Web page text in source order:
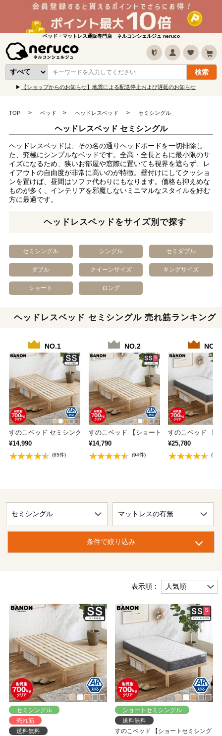
ベッド・マットレス通販専門店 ネルコンシェルジュ neruco
【ショップからのお知らせ】地震による配送停止および遅延のお知らせ
TOP ベッド ヘッドレスベッド セミシングル
ヘッドレスベッド セミシングル
ヘッドレスベッドは、その名の通りヘッドボードを一切排除し
た、究極にシンプルなベッドです。全高・全長ともに最小限のサ
イズになるため、狭いお部屋や窓際に置いても視界を遮らず、レ
イアウトの自由度が非常に高いのが特徴。壁付けにしてクッショ
ンを置けば、昼間はソファ代わりにもなります。価格も抑えめな
ものが多く、インテリアを邪魔しないミニマルなスタイルを好む
方に最適です。
ヘッドレスベッドをサイズ別で探す
セミシングル シングル セミダブル
ダブル クイーンサイズ キングサイズ
ショート ロング
ヘッドレスベッド セミシングル 売れ筋ランキング
NO.1
すのこベッド セミシングル 木製ベッド フレー…
¥14,990
(65件)
NO.2
すのこベッド 【ショートセミシングル】 長
¥14,790
(94件)
NO.3
すのこベッド 【
¥25,780
(67
条件で絞り込み
表示順：
セミシングル
売れ筋
送料無料
ショートセミシングル
送料無料
すのこベッド 【ショートセミシング